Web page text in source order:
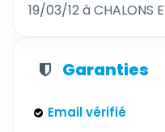
19/03/12 à CHALONS
Garanties
Email vérifié